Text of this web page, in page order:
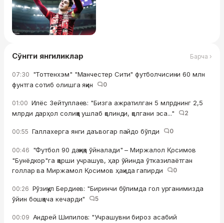
Сўнгги янгиликлар Барча ›
07:30 "Тоттенхэм" "Манчестер Сити" футболчисини 60 млн
фунтга сотиб олишга яқин
0
01:00 Илёс Зейтуллаев: "Бизга ажратилган 5 млрднинг 2,5
млрди дарҳол солиққа ушлаб қолинди, қолгани эса..."
2
00:55 Галлахерга янги даъвогар пайдо бўлди 0
00:46 "Футбол 90 дақиқа ўйналади" – Миржалол Қосимов
"Бунёдкор"га қарши учрашув, ҳар ўйинда ўтказилаётган
голлар ва Миржамол Қосимов ҳақида гапирди
0
00:26 Рўзиқул Бердиев: "Биринчи бўлимда гол урганимизда
ўйин бошқача кечарди"
5
00:09 Андрей Шипилов: "Учрашувни бироз асабий